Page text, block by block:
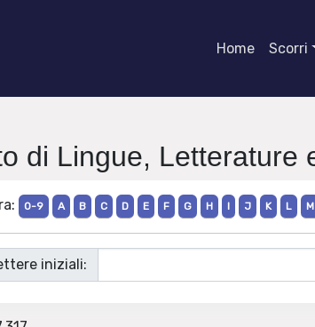
Home Scorri
di Lingue, Letterature
0-9 A B C D E F G H I J K L M
iniziali: